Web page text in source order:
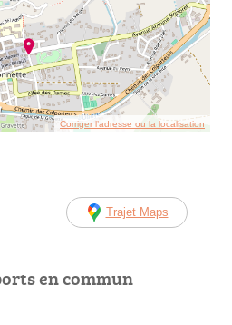
Corriger l’adresse ou la localisation
Trajet Maps
en commun